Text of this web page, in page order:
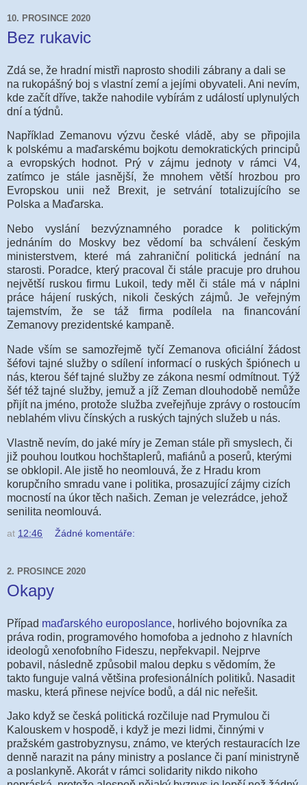
10. PROSINCE 2020
Bez rukavic
Zdá se, že hradní mistři naprosto shodili zábrany a dali se
na rukopášný boj s vlastní zemí a jejími obyvateli. Ani nevím,
kde začít dříve, takže nahodile vybírám z událostí uplynulých
dní a týdnů.
Například Zemanovu výzvu české vládě, aby se připojila
k polskému a maďarskému bojkotu demokratických principů
a evropských hodnot. Prý v zájmu jednoty v rámci V4,
zatímco je stále jasnější, že mnohem větší hrozbou pro
Evropskou unii než Brexit, je setrvání totalizujícího se
Polska a Maďarska.
Nebo vyslání bezvýznamného poradce k politickým
jednáním do Moskvy bez vědomí ba schválení českým
ministerstvem, které má zahraniční politická jednání na
starosti. Poradce, který pracoval či stále pracuje pro druhou
největší ruskou firmu Lukoil, tedy měl či stále má v náplni
práce hájení ruských, nikoli českých zájmů. Je veřejným
tajemstvím, že se táž firma podílela na financování
Zemanovy prezidentské kampaně.
Nade vším se samozřejmě tyčí Zemanova oficiální žádost
šéfovi tajné služby o sdílení informací o ruských špiónech u
nás, kterou šéf tajné služby ze zákona nesmí odmítnout. Týž
šéf též tajné služby, jemuž a jíž Zeman dlouhodobě nemůže
přijít na jméno, protože služba zveřejňuje zprávy o rostoucím
neblahém vlivu čínských a ruských tajných služeb u nás.
Vlastně nevím, do jaké míry je Zeman stále při smyslech, či
již pouhou loutkou hochštaplerů, mafiánů a poserů, kterými
se obklopil. Ale jistě ho neomlouvá, že z Hradu krom
korupčního smradu vane i politika, prosazující zájmy cizích
mocností na úkor těch našich. Zeman je velezrádce, jehož
senilita neomlouvá.
at 12:46 Žádné komentáře:
2. PROSINCE 2020
Okapy
Případ maďarského europoslance, horlivého bojovníka za
práva rodin, programového homofoba a jednoho z hlavních
ideologů xenofobního Fideszu, nepřekvapil. Nejprve
pobavil, následně způsobil malou depku s vědomím, že
takto funguje valná většina profesionálních politiků. Nasadit
masku, která přinese nejvíce bodů, a dál nic neřešit.
Jako když se česká politická rozčiluje nad Prymulou či
Kalouskem v hospodě, i když je mezi lidmi, činnými v
pražském gastrobyznysu, známo, ve kterých restauracích lze
denně narazit na pány ministry a poslance či paní ministryně
a poslankyně. Akorát v rámci solidarity nikdo nikoho